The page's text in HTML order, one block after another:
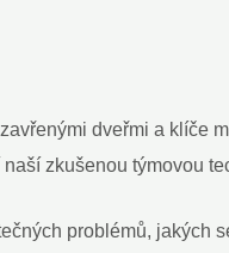
dveřmi a klíče
zkušenou týmovou
problémů,